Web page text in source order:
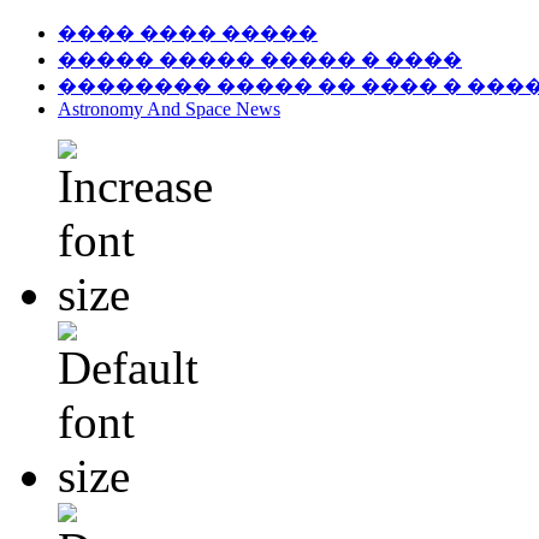
���� ���� �����
����� ����� ����� � ����
�������� ����� �� ���� �
Astronomy And Space News